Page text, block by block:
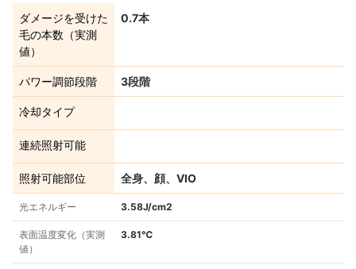
ダメージを受けた
毛の本数（実測
値）
0.7本
パワー調節段階 3段階
冷却タイプ
連続照射可能
照射可能部位 全身、顔、VIO
光エネルギー 3.58J/cm2
表面温度変化（実測
値）
3.81℃